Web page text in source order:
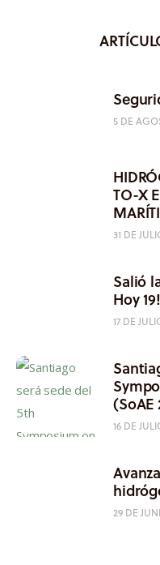
5 DE
TO-X
31 DE
Salió
Hoy 19!
17 DE
(SoAE
16 DE
29 DE